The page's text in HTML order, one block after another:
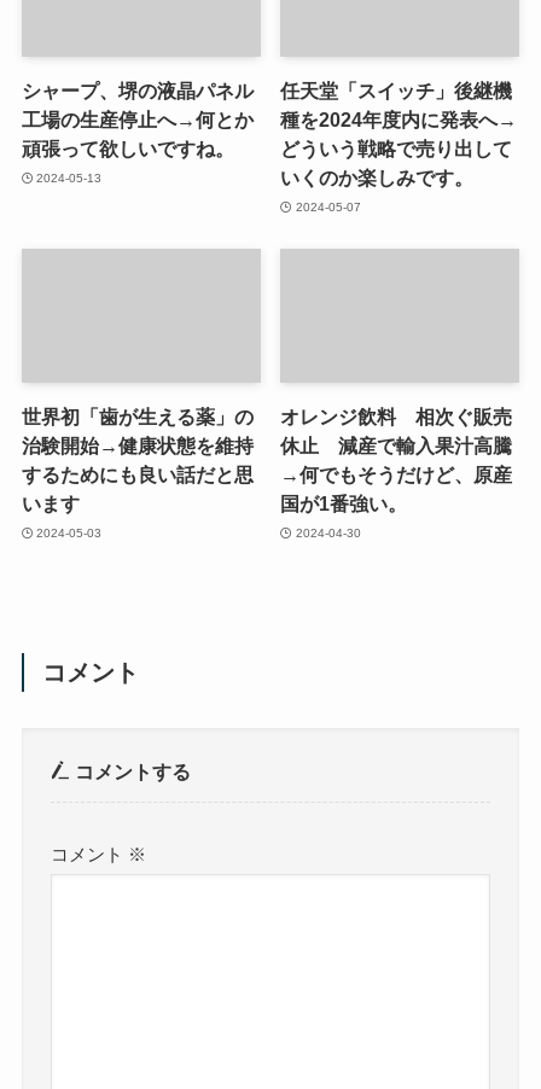
シャープ、堺の液晶パネル
工場の生産停止へ→何とか
頑張って欲しいですね。
2024-05-13
任天堂「スイッチ」後継機
種を2024年度内に発表へ→
どういう戦略で売り出して
いくのか楽しみです。
2024-05-07
世界初「歯が生える薬」の
治験開始→健康状態を維持
するためにも良い話だと思
います
2024-05-03
オレンジ飲料 相次ぐ販売
休止 減産で輸入果汁高騰
→何でもそうだけど、原産
国が1番強い。
2024-04-30
コメント
コメントする
コメント ※